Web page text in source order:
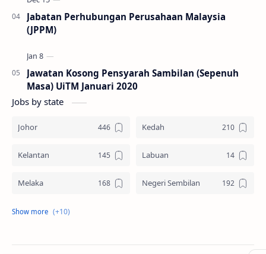
Jabatan Perhubungan Perusahaan Malaysia
(JPPM)
Jawatan Kosong Pensyarah Sambilan (Sepenuh
Masa) UiTM Januari 2020
Jobs by state
Johor Kedah
Kelantan Labuan
Melaka Negeri Sembilan
Pahang